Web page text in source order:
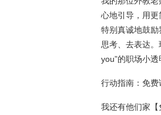
心地引导，用
特别真诚地鼓
思考、去表达
you”的职场小透
行动指南：免
我还有他们家【